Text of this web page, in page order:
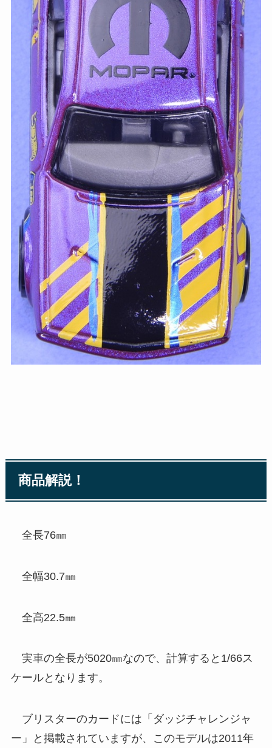
商品解説！
全長76㎜
全幅30.7㎜
全高22.5㎜
実車の全長が5020㎜なので、計算すると1/66ス
ケールとなります。
ブリスターのカードには「ダッジチャレンジャ
ー」と掲載されていますが、このモデルは2011年